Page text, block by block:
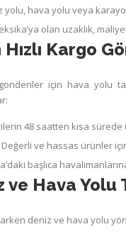
yolu, hava yolu veya
olan uzaklık,
Hızlı Kargo
için hava yolu
48 saatten kısa sürede
ve hassas ürünler
başlıca
Hava Yolu
deniz ve hava yolu